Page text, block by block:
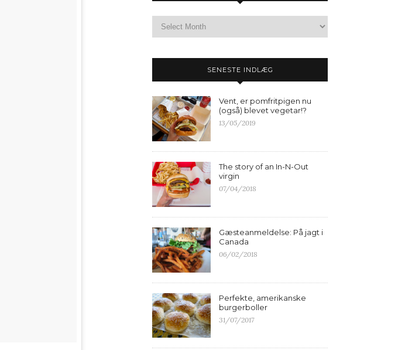
SENESTE INDLÆG
Vent, er pomfritpigen nu
(også) blevet vegetar!?
13/05/2019
The story of an In-N-Out
virgin
07/04/2018
Gæsteanmeldelse: På jagt i
Canada
06/02/2018
Perfekte, amerikanske
burgerboller
31/07/2017